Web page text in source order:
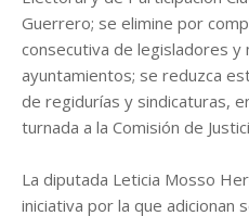
Guerrero; se elimine por
consecutiva de legisladores y
ayuntamientos; se reduzca
de regidurías y sindicaturas,
turnada a la Comisión de
La diputada Leticia Mosso
iniciativa por la que adicionan